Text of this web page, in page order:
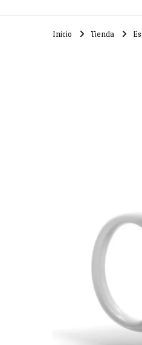
Inicio Tienda